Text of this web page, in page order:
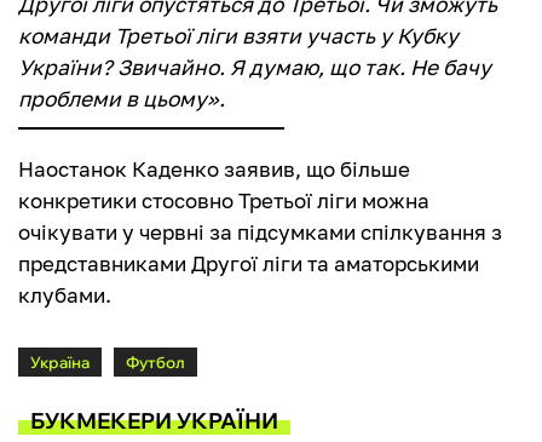
команди Третьої ліги взяти участь у Кубку
України? Звичайно. Я думаю, що так. Не бачу
проблеми в цьому».
Наостанок Каденко заявив, що більше
конкретики стосовно Третьої ліги можна
очікувати у червні за підсумками спілкування з
представниками Другої ліги та аматорськими
клубами.
Україна Футбол
БУКМЕКЕРИ УКРАЇНИ